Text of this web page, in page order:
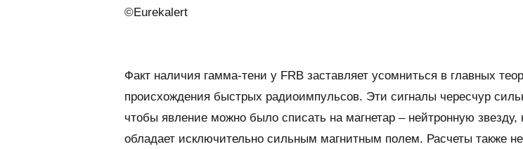
©Eurekalert
Факт наличия гамма-тени у FRB заставляет усомниться в главных
происхождения быстрых радиоимпульсов. Эти сигналы чересчур
чтобы явление можно было списать на магнетар – нейтронную звезду,
обладает исключительно сильным магнитным полем. Расчеты также